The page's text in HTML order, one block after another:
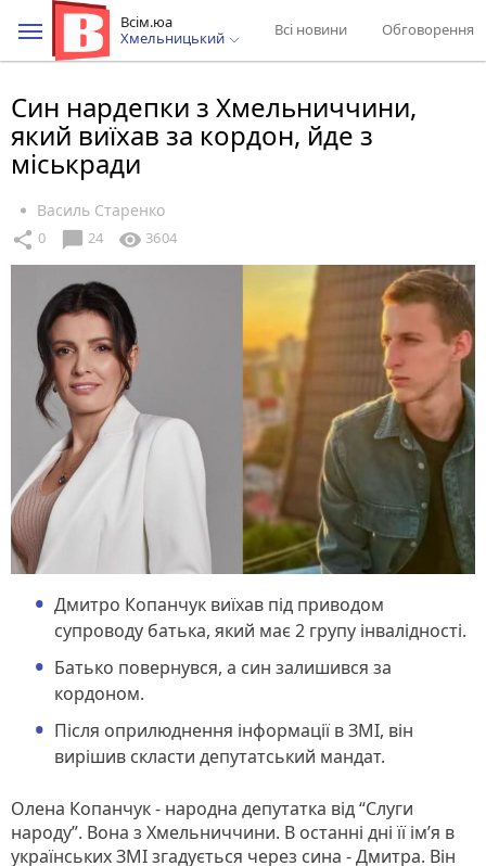
Всім.юа
Хмельницький
Всі новини Обговорення
Син нардепки з Хмельниччини,
який виїхав за кордон, йде з
міськради
Василь Старенко
share 0 chat_bubble 24 visibility 3604
Дмитро Копанчук виїхав під приводом
супроводу батька, який має 2 групу інвалідності.
Батько повернувся, а син залишився за
кордоном.
Після оприлюднення інформації в ЗМІ, він
вирішив скласти депутатський мандат.
Олена Копанчук - народна депутатка від “Слуги
народу”. Вона з Хмельниччини. В останні дні її ім’я в
українських ЗМІ згадується через сина - Дмитра. Він